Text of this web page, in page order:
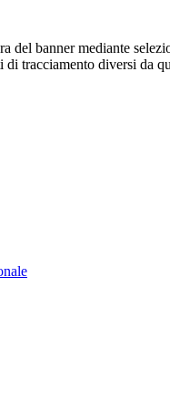
del banner mediante
tracciamento diversi da